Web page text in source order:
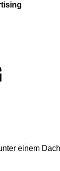
einem